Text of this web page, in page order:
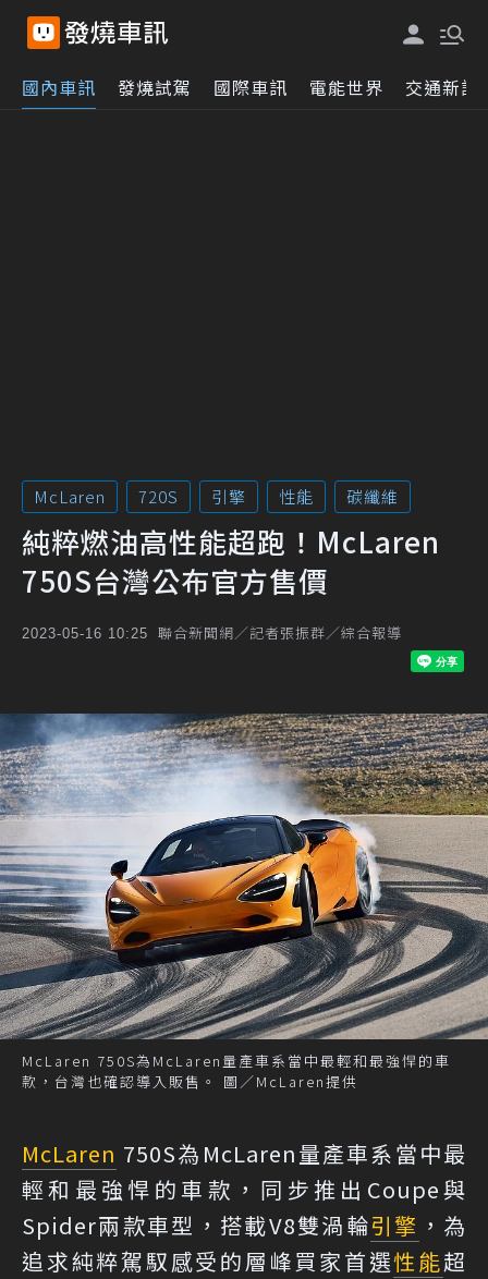
國內車訊 發燒試駕 國際車訊 電能世界 交通新訊
McLaren 720S 引擎 性能 碳纖維
純粹燃油高性能超跑！McLaren
750S台灣公布官方售價
2023-05-16 10:25 聯合新聞網／記者張振群／綜合報導
McLaren 750S為McLaren量產車系當中最輕和最強悍的車
款，台灣也確認導入販售。 圖／McLaren提供
McLaren 750S為McLaren量產車系當中最
輕和最強悍的車款，同步推出Coupe與
Spider兩款車型，搭載V8雙渦輪引擎 ，為
追求純粹駕馭感受的層峰買家首選性能超